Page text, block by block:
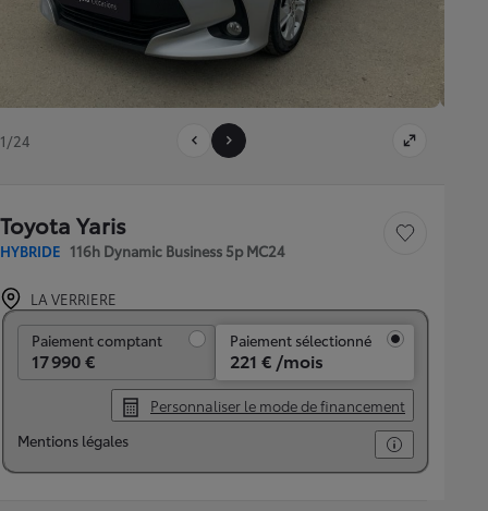
1/24
Toyota Yaris
HYBRIDE 116h Dynamic Business 5p MC24
Sauvegarder le
LA VERRIERE
Paiement comptant
17 990 €
Paiement sélectionné
221 € /mois
Personnaliser le mode de financement
Mentions légales